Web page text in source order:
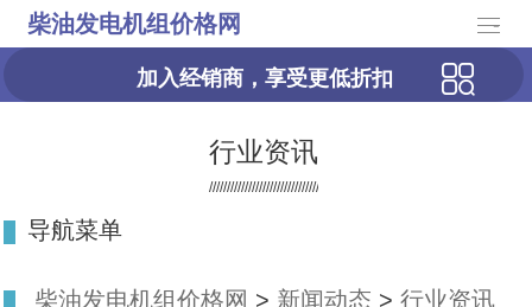
柴油发电机组价格网 -
加入经销商，享受更低折扣
行业资讯
导航菜单
柴油发电机组价格网 > 新闻动态 >行业资讯